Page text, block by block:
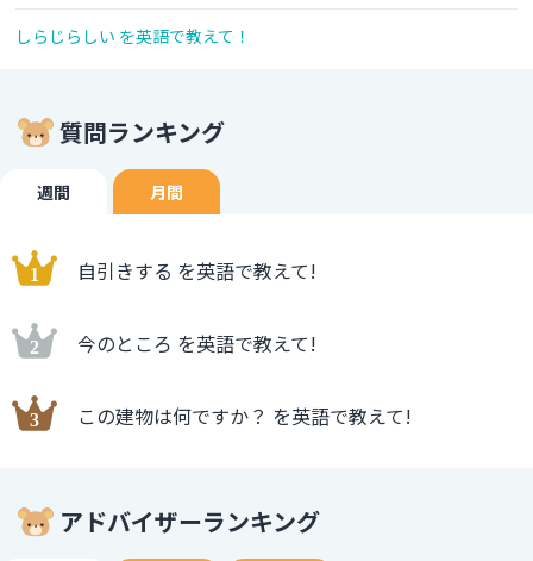
しらじらしい を英語で教えて！
質問ランキング
週間 月間
自引きする を英語で教えて!
今のところ を英語で教えて!
この建物は何ですか？ を英語で教えて!
アドバイザーランキング